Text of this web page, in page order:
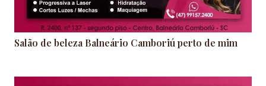
Salão de beleza Balneário Camboriú perto de mim